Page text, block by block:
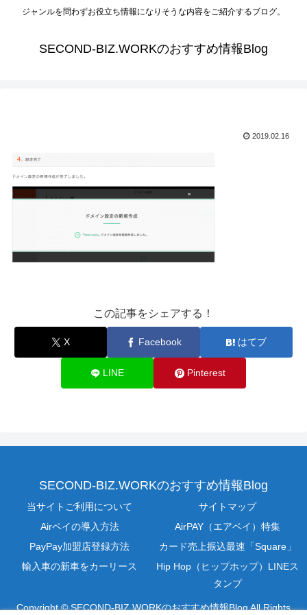
ジャンルを問わずお役立ち情報になりそうな内容をご紹介するブログ。
SECOND-BIZ.WORKのおすすめ情報Blog
2019.02.16
この記事をシェアする！
X Facebook はてブ
LINE Pinterest
SECOND-BIZ.WORKのおすすめ情報Blog
当サイトご利用について
サイトマップ
Airペイの導入方法
AirPAY（エアペイ）特集
PayPay加盟店登録方法
カード売上振込最速「Square」
輸入車の新車をカーリース
Hip Hop（ヒップホップ）LINEス
タンプ
Copyright © SECOND-BIZ.WORKのおすすめ情報Blog All Rights